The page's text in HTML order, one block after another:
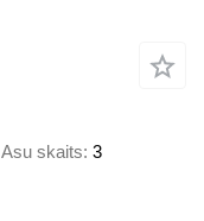
Asu skaits 3